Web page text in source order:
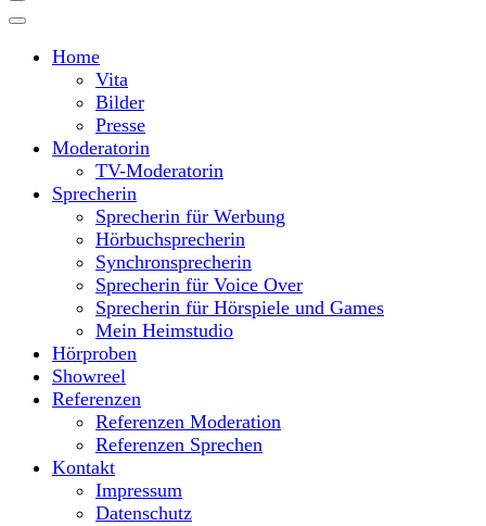
Home
Vita
Bilder
Presse
Moderatorin
TV-Moderatorin
Sprecherin
Sprecherin für Werbung
Hörbuchsprecherin
Synchronsprecherin
Sprecherin für Voice Over
Sprecherin für Hörspiele und Games
Mein Heimstudio
Hörproben
Showreel
Referenzen
Referenzen Moderation
Referenzen Sprechen
Kontakt
Impressum
Datenschutz